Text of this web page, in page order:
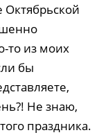
то из моих
бы
Не знаю,
праздника.